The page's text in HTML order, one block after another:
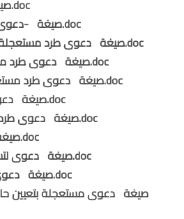
صيغة دعوى طرد للغصب.doc
صيغة -دعوى طرد لموت اصحاب حق.doc
صيغة دعوى طرد مستعجلة للتأخير في سداد الأجرة.doc
صيغة دعوى طرد مستعجله للاستعمال فى.doc
صيغة دعوى طرد مستعجله لعدم سداد الاجرة.doc
صيغة دعوى طرد مستعجله لعين.doc
صيغة دعوى طردبعدم الرغبه فى التجديد.doc
صيغة دعوى فسخ عقد بيع.doc
صيغة دعوى لتسليم صورة تنفيذية ثانية.doc
صيغة دعوى مستعجلة بإثبات حالة.doc
صيغة دعوى مستعجلة بتعيين